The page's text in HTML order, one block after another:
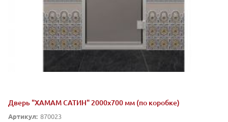
Дверь "ХАМАМ САТИН" 2000х700 мм (по коробке)
Артикул: 870023